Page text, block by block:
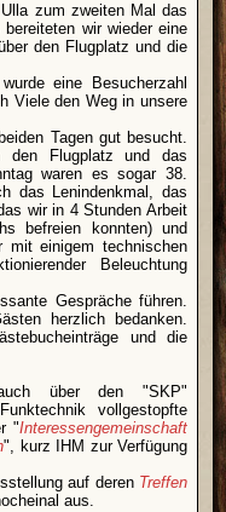
zum zweiten Mal das
wir wieder eine
den Flugplatz und die
eine Besucherzahl
Viele den Weg in unsere
Tagen gut besucht.
den Flugplatz und das
waren es sogar 38.
das Lenindenkmal, das
wir in 4 Stunden Arbeit
befreien konnten) und
mit einigem technischen
Beleuchtung
Gespräche führen.
herzlich bedanken.
und die
über den "SKP"
vollgestopfte
"Interessengemeinschaft
", kurz IHM zur Verfügung
auf deren Treffen
aus.